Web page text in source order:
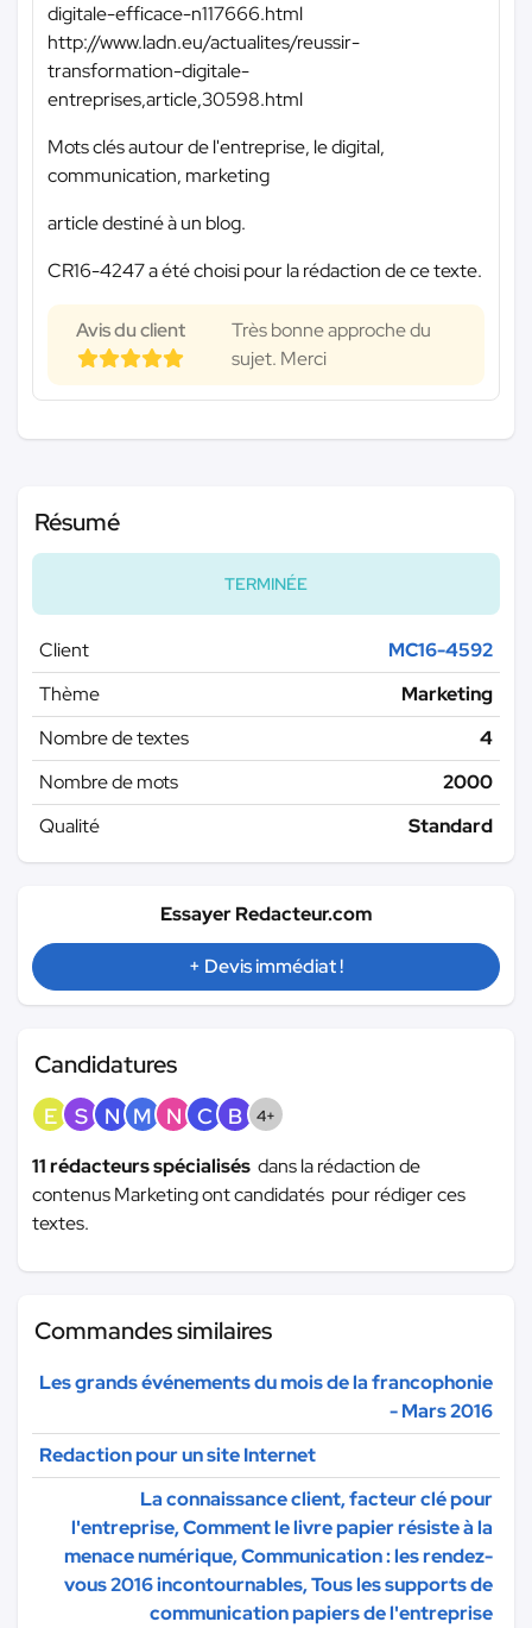
digitale-efficace-n117666.html
http://www.ladn.eu/actualites/reussir-
transformation-digitale-
entreprises,article,30598.html
Mots clés autour de l'entreprise, le digital,
communication, marketing
article destiné à un blog.
CR16-4247 a été choisi pour la rédaction de ce texte.
Avis du client
Très bonne approche du
sujet. Merci
Résumé
TERMINÉE
Client
MC16-4592
Thème
Marketing
Nombre de textes
4
Nombre de mots
2000
Qualité
Standard
Essayer Redacteur.com
+ Devis immédiat !
Candidatures
E S N M N C B 4+
11 rédacteurs spécialisés dans la rédaction de
contenus Marketing ont candidatés pour rédiger ces
textes.
Commandes similaires
Les grands événements du mois de la francophonie
- Mars 2016
Redaction pour un site Internet
La connaissance client, facteur clé pour
l'entreprise, Comment le livre papier résiste à la
menace numérique, Communication : les rendez-
vous 2016 incontournables, Tous les supports de
communication papiers de l'entreprise